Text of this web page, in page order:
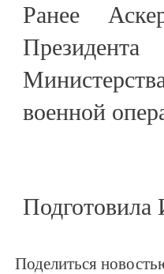
Ранее
военной
Поделиться